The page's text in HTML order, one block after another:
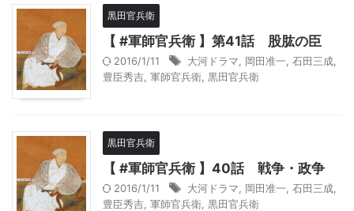
黒田官兵衛
【 #軍師官兵衛 】第41話 股肱の臣
2016/1/11 大河ドラマ, 岡田准一, 石田三成,
豊臣秀吉, 軍師官兵衛, 黒田官兵衛
黒田官兵衛
【 #軍師官兵衛 】40話 戦争・政争
2016/1/11 大河ドラマ 岡田准一 石田三成
豊臣秀吉 軍師官兵衛 黒田官兵衛